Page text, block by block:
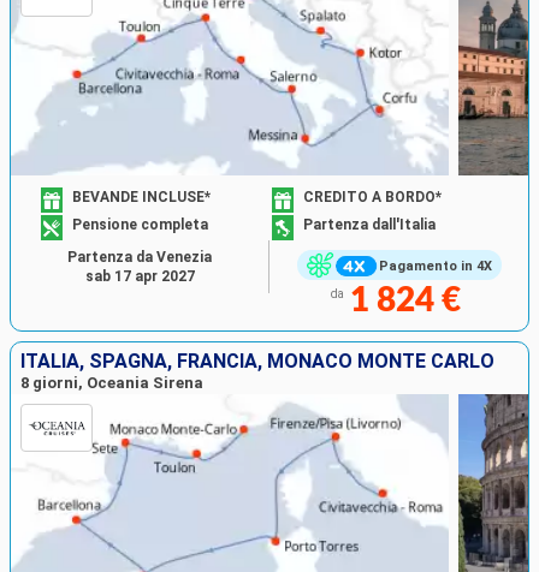
Pagamento in 4X
BEVANDE INCLUSE*
CREDITO A BORDO*
Pensione completa
Partenza dall'Italia
da 1 824 €
Partenza da Venezia
sab 17 apr 2027
ITALIA, SPAGNA, FRANCIA, MONACO MONTE CARLO
8 giorni, Oceania Sirena